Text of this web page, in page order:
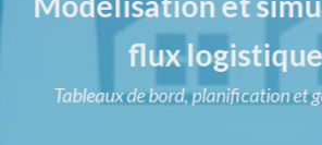
flux
Tableaux de bord, planification et